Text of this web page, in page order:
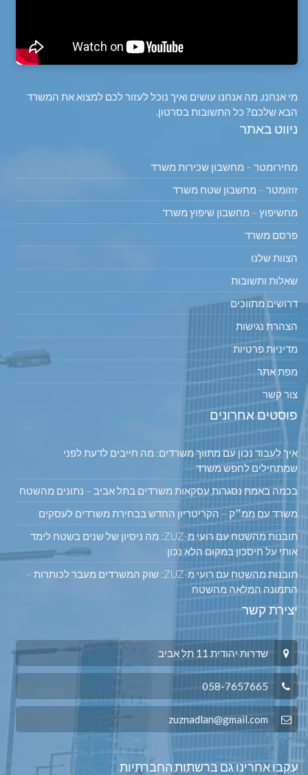
מי אנחנו, מה אנחנו עושים ואיך נוכל לעזור לכם למצוא את המשרד
הבא שלכם? כל התשובות בסרטון.
ניווט באתר
מחירומטר – מחשבון שכירות משרד
זוזומטר – מחשבון שטח משרד
מחשיפוץ – מחשבון שיפוץ משרד
פרסם משרד
הצוות שלנו
שאלות ותשובות
דרושים מתווכים
הצהרת נגישות
מדיניות פרטיות
מפת אתר
צור קשר
פוסטים אחרונים
איך לעבוד נכון עם מתווך משרדים: מה חייבים לדעת לפני
שמתחילים לחפש משרד
בכמה באמת נסגרות עסקאות משרדים בתל אביב – נתונים מהשטח
משרד עם ממ״ק – הקריטריון החדש בבחירת משרדים לעסקים
תובנות מהשטח עם רועי מ-ZUZ: מה ניסיון של שנים בשטח לימד
אותי על חיסכון במקום הלא נכון
תובנות מהשטח עם רועי מ-ZUZ: שוק המשרדים מעבר לכותרות –
התמונה המלאה מהשטח
יצירת קשר
שדרות יהודית 11 תל אביב
עקבו אחרינו גם ברשתות החברתיות